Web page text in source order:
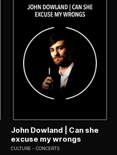
John Dowland | Can she
excuse my wrongs
CULTURE CONCERTS